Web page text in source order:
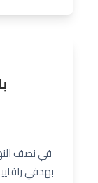
في نصف
بهدفي